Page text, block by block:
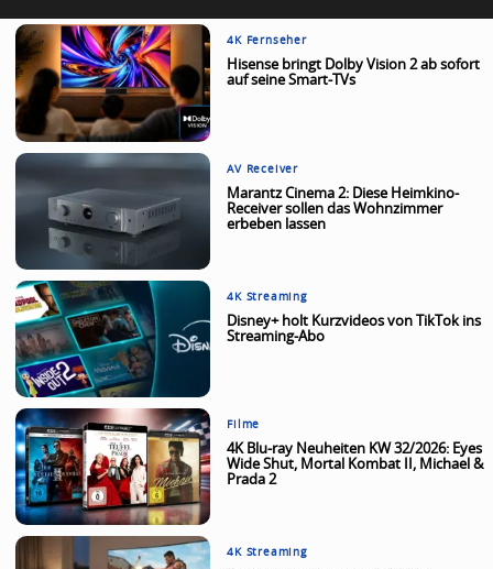
4K Fernseher
Hisense bringt Dolby Vision 2 ab sofort
auf seine Smart-TVs
AV Receiver
Marantz Cinema 2: Diese Heimkino-
Receiver sollen das Wohnzimmer
erbeben lassen
4K Streaming
Disney+ holt Kurzvideos von TikTok ins
Streaming-Abo
Filme
4K Blu-ray Neuheiten KW 32/2026: Eyes
Wide Shut, Mortal Kombat II, Michael &
Prada 2
4K Streaming